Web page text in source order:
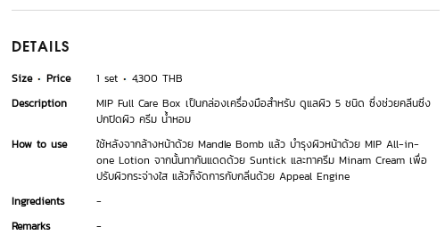
DETAILS
Size Price 1 set
4,300 THB
Description
MIP Full Care Box เป็นกล่องเครื่องมือสำหรับ ดูแลผิว 5 ชนิด ซึ่งช่วยคลีนซิ่ง
ปกปิดผิว ครีม น้ำหอม
How to use
ใช้หลังจากล้างหน้าด้วย Mandle Bomb แล้ว บำรุงผิวหน้าด้วย MIP All-in-
one Lotion จากนั้นทากันแดดด้วย Suntick และทาครีม Minam Cream เพื่อ
ปรับผิวกระจ่างใส แล้วก็จัดการกับกลิ่นด้วย Appeal Engine
Ingredients
-
Remarks
-